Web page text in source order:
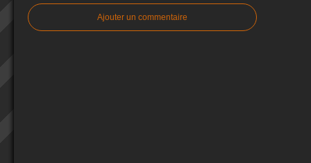
Ajouter un commentaire